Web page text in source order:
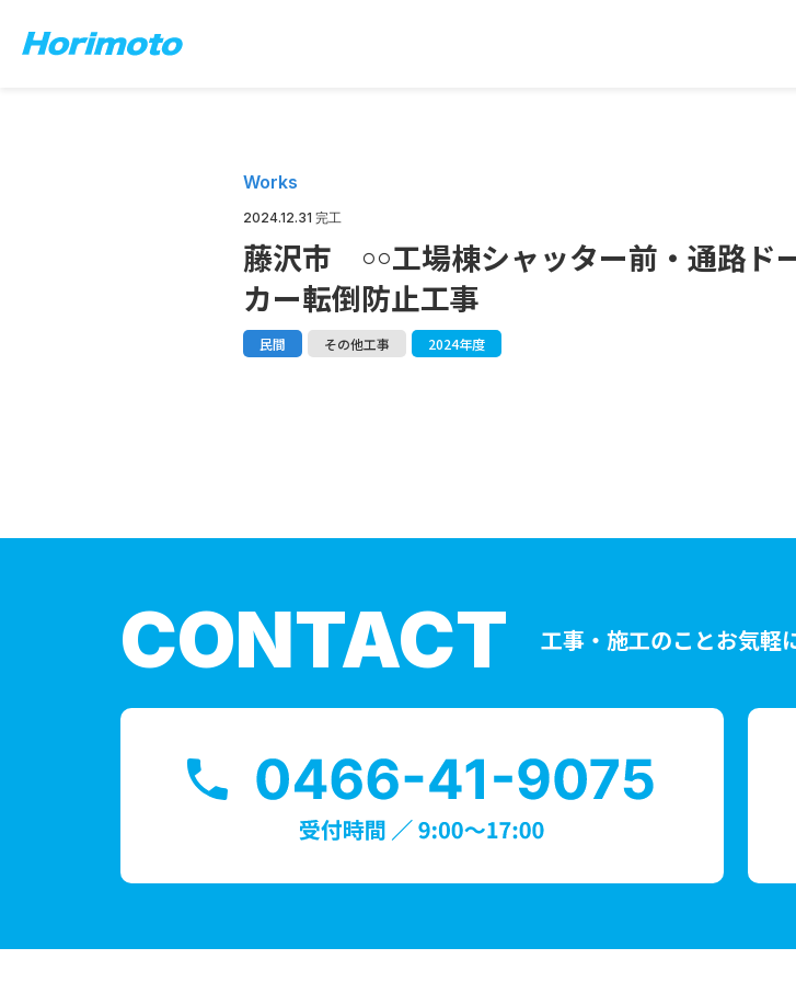
Works
2024.12.31 完工
藤沢市 ￮￮工場棟シャッター前・通路ド
カー転倒防止工事
民間 その他工事 2024年度
CONTACT 工事・施工のことお気軽